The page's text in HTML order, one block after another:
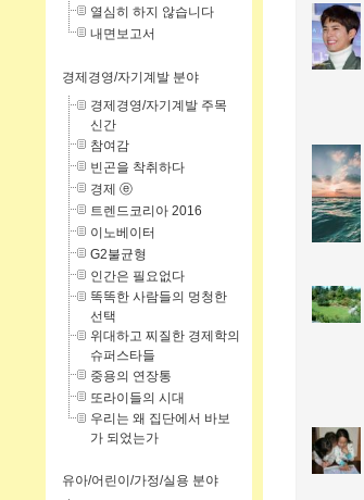
열심히 하지 않습니다
내면보고서
경제경영/자기계발 분야
경제경영/자기계발 주목
신간
참여감
빈곤을 착취하다
경제 ⓔ
트렌드코리아 2016
이노베이터
G2불균형
인간은 필요없다
똑똑한 사람들의 멍청한
선택
위대하고 찌질한 경제학의
슈퍼스타들
중용의 연장통
또라이들의 시대
우리는 왜 집단에서 바보
가 되었는가
유아/어린이/가정/실용 분야